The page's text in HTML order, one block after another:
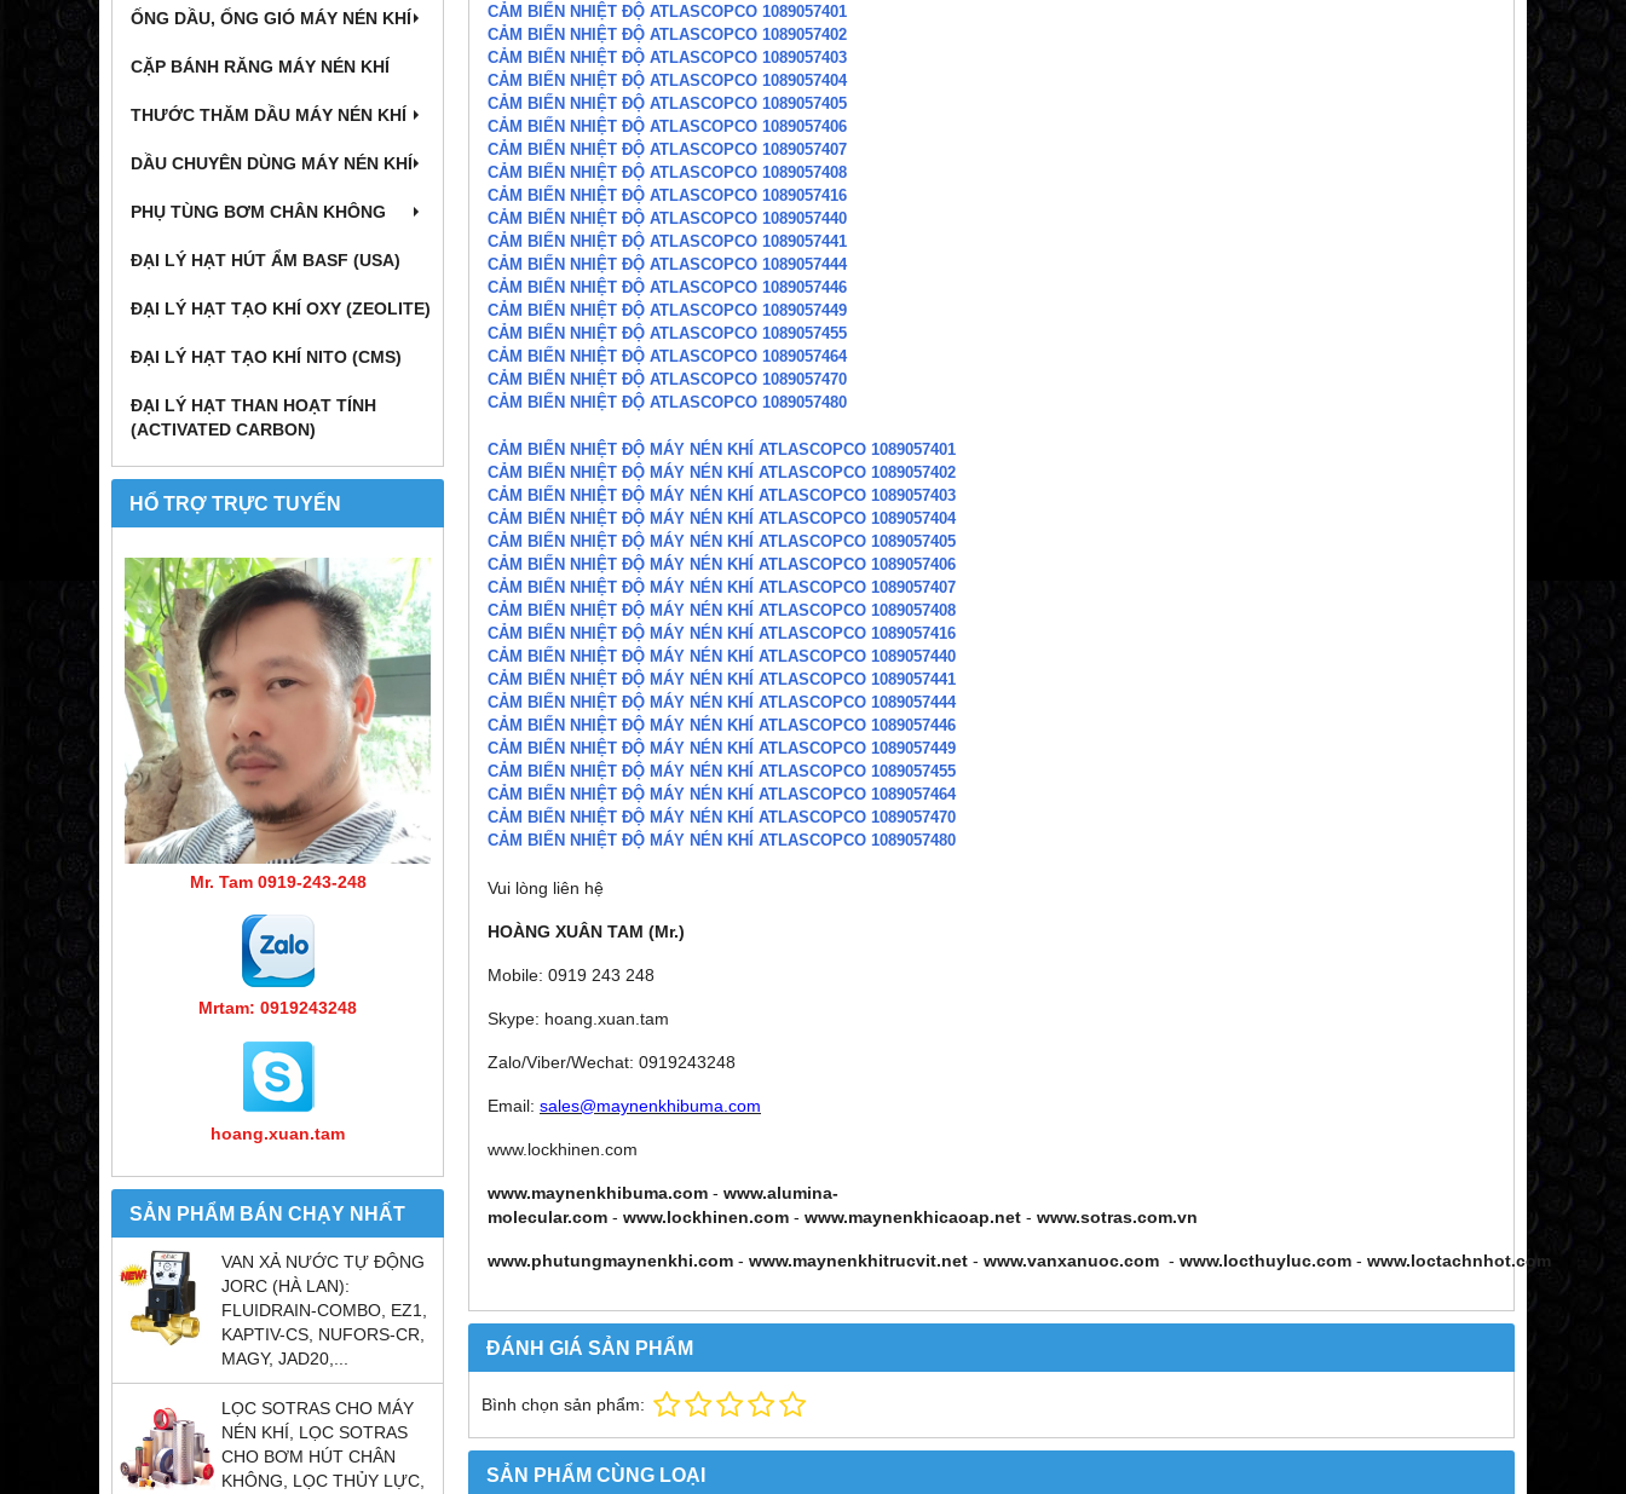
ỐNG DẦU, ỐNG GIÓ MÁY NÉN KHÍ
CẶP BÁNH RĂNG MÁY NÉN KHÍ
THƯỚC THĂM DẦU MÁY NÉN KHÍ
DẦU CHUYÊN DÙNG MÁY NÉN KHÍ
PHỤ TÙNG BƠM CHÂN KHÔNG
ĐẠI LÝ HẠT HÚT ẨM BASF (USA)
ĐẠI LÝ HẠT TẠO KHÍ OXY (ZEOLITE)
ĐẠI LÝ HẠT TẠO KHÍ NITO (CMS)
ĐẠI LÝ HẠT THAN HOẠT TÍNH
(ACTIVATED CARBON)
HỔ TRỢ TRỰC TUYẾN
Mr. Tam 0919-243-248
Mrtam: 0919243248
hoang.xuan.tam
SẢN PHẨM BÁN CHẠY NHẤT
VAN XẢ NƯỚC TỰ ĐỘNG
JORC (HÀ LAN):
FLUIDRAIN-COMBO, EZ1,
KAPTIV-CS, NUFORS-CR,
MAGY, JAD20,...
LỌC SOTRAS CHO MÁY
NÉN KHÍ, LỌC SOTRAS
CHO BƠM HÚT CHÂN
KHÔNG, LỌC THỦY LỰC,
CẢM BIẾN NHIỆT ĐỘ ATLASCOPCO 1089057401
CẢM BIẾN NHIỆT ĐỘ ATLASCOPCO 1089057402
CẢM BIẾN NHIỆT ĐỘ ATLASCOPCO 1089057403
CẢM BIẾN NHIỆT ĐỘ ATLASCOPCO 1089057404
CẢM BIẾN NHIỆT ĐỘ ATLASCOPCO 1089057405
CẢM BIẾN NHIỆT ĐỘ ATLASCOPCO 1089057406
CẢM BIẾN NHIỆT ĐỘ ATLASCOPCO 1089057407
CẢM BIẾN NHIỆT ĐỘ ATLASCOPCO 1089057408
CẢM BIẾN NHIỆT ĐỘ ATLASCOPCO 1089057416
CẢM BIẾN NHIỆT ĐỘ ATLASCOPCO 1089057440
CẢM BIẾN NHIỆT ĐỘ ATLASCOPCO 1089057441
CẢM BIẾN NHIỆT ĐỘ ATLASCOPCO 1089057444
CẢM BIẾN NHIỆT ĐỘ ATLASCOPCO 1089057446
CẢM BIẾN NHIỆT ĐỘ ATLASCOPCO 1089057449
CẢM BIẾN NHIỆT ĐỘ ATLASCOPCO 1089057455
CẢM BIẾN NHIỆT ĐỘ ATLASCOPCO 1089057464
CẢM BIẾN NHIỆT ĐỘ ATLASCOPCO 1089057470
CẢM BIẾN NHIỆT ĐỘ ATLASCOPCO 1089057480
CẢM BIẾN NHIỆT ĐỘ MÁY NÉN KHÍ ATLASCOPCO 1089057401
CẢM BIẾN NHIỆT ĐỘ MÁY NÉN KHÍ ATLASCOPCO 1089057402
CẢM BIẾN NHIỆT ĐỘ MÁY NÉN KHÍ ATLASCOPCO 1089057403
CẢM BIẾN NHIỆT ĐỘ MÁY NÉN KHÍ ATLASCOPCO 1089057404
CẢM BIẾN NHIỆT ĐỘ MÁY NÉN KHÍ ATLASCOPCO 1089057405
CẢM BIẾN NHIỆT ĐỘ MÁY NÉN KHÍ ATLASCOPCO 1089057406
CẢM BIẾN NHIỆT ĐỘ MÁY NÉN KHÍ ATLASCOPCO 1089057407
CẢM BIẾN NHIỆT ĐỘ MÁY NÉN KHÍ ATLASCOPCO 1089057408
CẢM BIẾN NHIỆT ĐỘ MÁY NÉN KHÍ ATLASCOPCO 1089057416
CẢM BIẾN NHIỆT ĐỘ MÁY NÉN KHÍ ATLASCOPCO 1089057440
CẢM BIẾN NHIỆT ĐỘ MÁY NÉN KHÍ ATLASCOPCO 1089057441
CẢM BIẾN NHIỆT ĐỘ MÁY NÉN KHÍ ATLASCOPCO 1089057444
CẢM BIẾN NHIỆT ĐỘ MÁY NÉN KHÍ ATLASCOPCO 1089057446
CẢM BIẾN NHIỆT ĐỘ MÁY NÉN KHÍ ATLASCOPCO 1089057449
CẢM BIẾN NHIỆT ĐỘ MÁY NÉN KHÍ ATLASCOPCO 1089057455
CẢM BIẾN NHIỆT ĐỘ MÁY NÉN KHÍ ATLASCOPCO 1089057464
CẢM BIẾN NHIỆT ĐỘ MÁY NÉN KHÍ ATLASCOPCO 1089057470
CẢM BIẾN NHIỆT ĐỘ MÁY NÉN KHÍ ATLASCOPCO 1089057480
Vui lòng liên hệ
HOÀNG XUÂN TAM (Mr.)
Mobile: 0919 243 248
Skype: hoang.xuan.tam
Zalo/Viber/Wechat: 0919243248
Email: sales@maynenkhibuma.com
www.lockhinen.com
www.maynenkhibuma.com - www.alumina-
molecular.com - www.lockhinen.com - www.maynenkhicaoap.net - www.sotras.com.vn
www.phutungmaynenkhi.com - www.maynenkhitrucvit.net - www.vanxanuoc.com - www.locthuyluc.com - www.loctachnhot.com
ĐÁNH GIÁ SẢN PHẨM
Bình chọn sản phẩm:
SẢN PHẨM CÙNG LOẠI